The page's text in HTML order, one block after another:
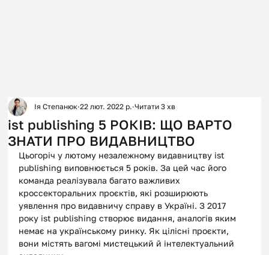
ist publishing 5 РОКІВ: ЩО ВАРТО
ЗНАТИ ПРО ВИДАВНИЦТВО
Ія Степанюк 22 лют. 2022 р. Читати 3 хв
Цьогоріч у лютому незалежному видавництву ist
publishing виповнюється 5 років. За цей час його
команда реалізувала багато важливих
кроссекторальних проєктів, які розширюють
уявлення про видавничу справу в Україні. З 2017
року ist publishing створює видання, аналогів яким
немає на українському ринку. Як цілісні проєкти,
вони містять вагомі мистецький й інтелектуальний